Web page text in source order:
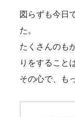
図らずも今日
た。
たくさんのも
りをすること
その心で、も